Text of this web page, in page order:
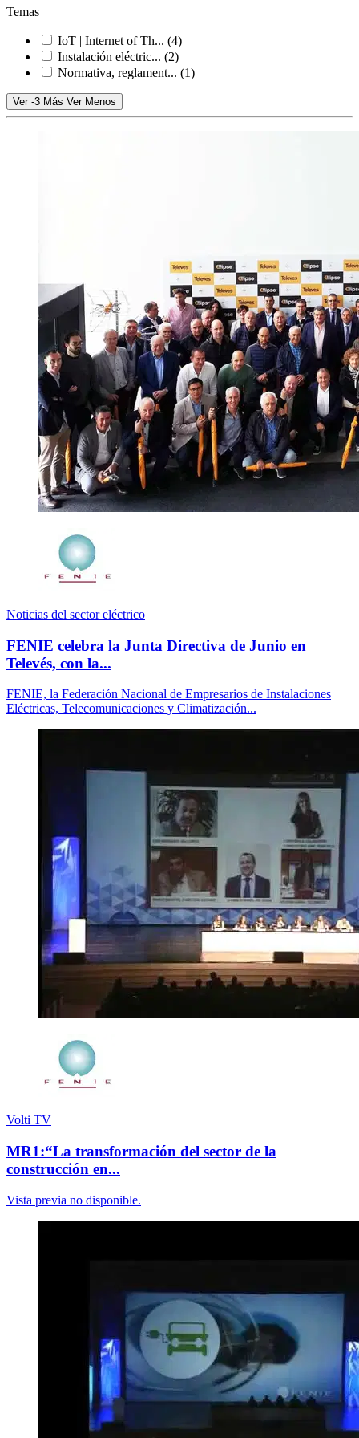
Temas
IoT | Internet of Th... (4)
Instalación eléctric... (2)
Normativa, reglament... (1)
Ver -3 Más Ver Menos
Noticias del sector eléctrico
FENIE celebra la Junta Directiva de Junio en
Televés, con la...
FENIE, la Federación Nacional de Empresarios de Instalaciones
Eléctricas, Telecomunicaciones y Climatización...
Volti TV
MR1:“La transformación del sector de la
construcción en...
Vista previa no disponible.